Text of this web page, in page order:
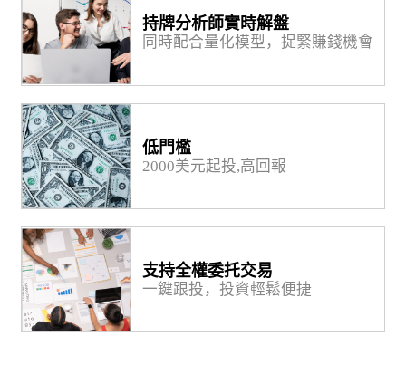
持牌分析師實時解盤
同時配合量化模型，捉緊賺錢機會
低門檻
2000美元起投,高回報
支持全權委托交易
一鍵跟投，投資輕鬆便捷